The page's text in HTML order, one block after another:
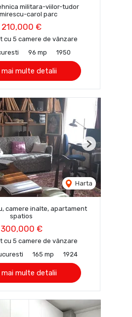
militara-viilor-tudor
carol parc
210,000 €
cu 5 camere de vânzare
96 mp 1950
mai multe detalii
Harta
Next
camere inalte, apartament
spatios
300,000 €
cu 5 camere de vânzare
165 mp 1924
mai multe detalii